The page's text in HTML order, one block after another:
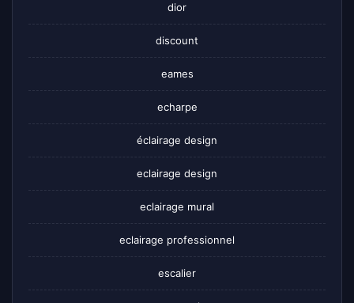
dior
discount
eames
echarpe
éclairage design
eclairage design
eclairage mural
eclairage professionnel
escalier